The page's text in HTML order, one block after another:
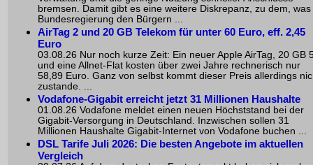
bremsen. Damit gibt es eine weitere Diskrepanz, zu dem, was
Bundesregierung den Bürgern ...
AirTag 2 und 20 GB Telekom für unter 60 Euro, eff. 2,45
Euro
03.08.26 Nur noch kurze Zeit: Ein neuer Apple AirTag, 20 GB
und eine Allnet-Flat kosten über zwei Jahre rechnerisch nur
58,89 Euro. Ganz von selbst kommt dieser Preis allerdings
zustande. ...
Vodafone-Gigabit erreicht jetzt 31 Millionen Haushalte
01.08.26 Vodafone meldet einen neuen Höchststand bei der
Gigabit-Versorgung in Deutschland. Inzwischen sollen 31
Millionen Haushalte Gigabit-Internet von Vodafone buchen ...
DSL Tarife Juli 2026: Die besten Angebote im aktuellen
Vergleich